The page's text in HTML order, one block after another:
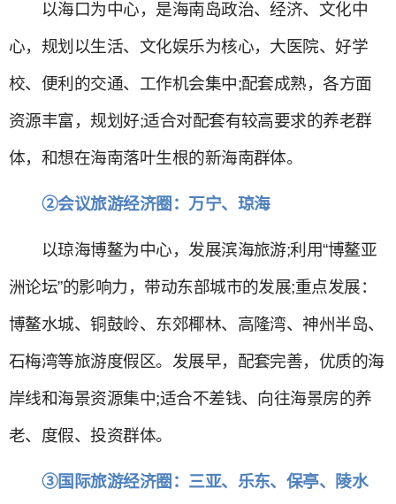
以海口为中心，是海南岛政治、经济、文化中
心，规划以生活、文化娱乐为核心，大医院、好学
校、便利的交通、工作机会集中;配套成熟，各方面
资源丰富，规划好;适合对配套有较高要求的养老群
体，和想在海南落叶生根的新海南群体。
②会议旅游经济圈：万宁、琼海
以琼海博鳌为中心，发展滨海旅游;利用“博鳌亚
洲论坛”的影响力，带动东部城市的发展;重点发展：
博鳌水城、铜鼓岭、东郊椰林、高隆湾、神州半岛、
石梅湾等旅游度假区。发展早，配套完善，优质的海
岸线和海景资源集中;适合不差钱、向往海景房的养
老、度假、投资群体。
③国际旅游经济圈：三亚、乐东、保亭、陵水